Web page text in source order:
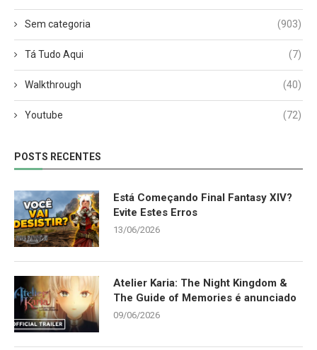
Sem categoria (903)
Tá Tudo Aqui (7)
Walkthrough (40)
Youtube (72)
POSTS RECENTES
Está Começando Final Fantasy XIV?
Evite Estes Erros
13/06/2026
Atelier Karia: The Night Kingdom &
The Guide of Memories é anunciado
09/06/2026